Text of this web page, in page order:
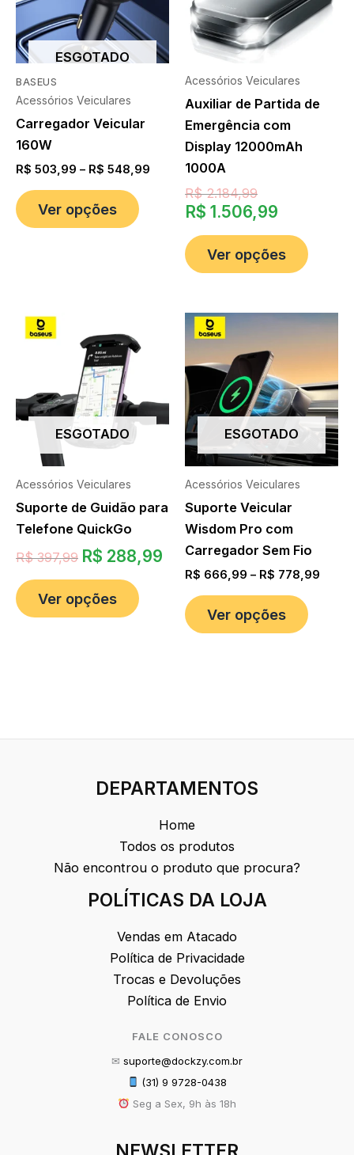
BASEUS
ESGOTADO
Acessórios Veiculares
Carregador Veicular
160W
R$ 503,99 – R$ 548,99
Ver opções
Acessórios Veiculares
Auxiliar de Partida de
Emergência com
Display 12000mAh
1000A
R$2.184,99
R$ 1.506,99
Ver opções
ESGOTADO
Acessórios Veiculares
Suporte de Guidão para
Telefone QuickGo
R$397,99 R$ 288,99
Ver opções
ESGOTADO
Acessórios Veiculares
Suporte Veicular
Wisdom Pro com
Carregador Sem Fio
R$ 666,99 – R$ 778,99
Ver opções
DEPARTAMENTOS
Home
Todos os produtos
Não encontrou o produto que procura?
POLÍTICAS DA LOJA
Vendas em Atacado
Política de Privacidade
Trocas e Devoluções
Política de Envio
FALE CONOSCO
✉ suporte@dockzy.com.br
(31) 9 9728-0438
Seg a Sex, 9h às 18h